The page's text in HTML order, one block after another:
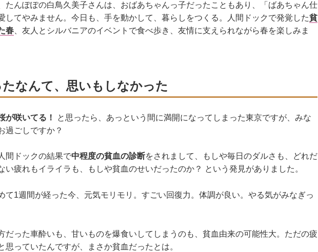
たんぽぽの白鳥久美子さんは、おばあちゃんっ子だったこともあり、「ばあちゃん仕
してやみません。今日も、手を動かして、暮らしをつくる。人間ドックで発覚した貧
春 、友人とシルバニアのイベントで食べ歩き、友情に支えられながら春を楽しみま
なんて、思いもしなかった
が咲いてる！
と思ったら、あっという間に満開になってしまった東京ですが、みな
過ごしですか？
間ドックの結果で中程度の貧血の診断をされまして、もしや毎日のダルさも、どれだ
い疲れもイライラも、もしや貧血のせいだったのか？ という発見がありました。
て1週間が経った今、元気モリモリ。すごい回復力。体調が良い。やる気がみなぎっ
だった車酔いも、甘いものを爆食いしてしまうのも、貧血由来の可能性大。ただの疲
思っていたんですが、まさか貧血だったとは。